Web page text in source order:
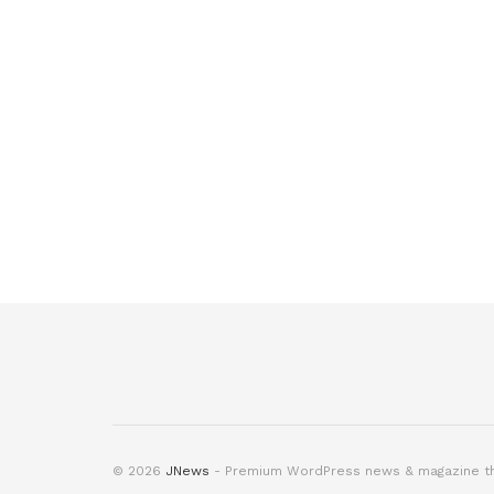
© 2026 JNews - Premium WordPress news & magazine